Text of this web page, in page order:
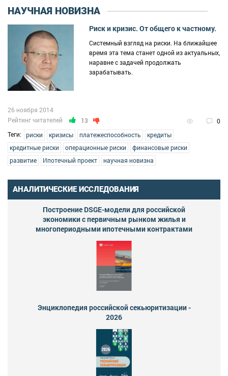
НАУЧНАЯ НОВИЗНА
Риск и кризис. От общего к частному.
Системный взгляд на риски. На ближайшее
время эта тема станет одной из актуальных,
наравне с задачей продолжать
зарабатывать.
Рейтинг читателей 13 0
26 ноября 2014
Теги: риски кризисы платежеспособность
кредиты
кредитные риски
операционные риски
финансовые риски
развитие
Ипотечный проект научная новизна
АНАЛИТИЧЕСКИЕ ИССЛЕДОВАНИЯ
Построение DSGE-модели для российской
экономики с первичным рынком жилья и
многопериодными ипотечными контрактами
Энциклопедия российской секьюритизации -
2026